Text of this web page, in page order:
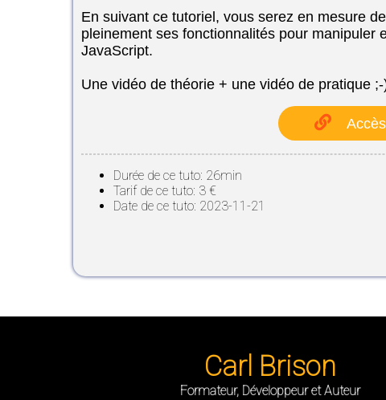
En suivant ce tutoriel, vous serez en mesure
pleinement ses fonctionnalités pour manipuler
JavaScript.
Une vidéo de théorie + une vidéo de pratique ;-
Durée de ce tuto: 26min
Tarif de ce tuto: 3 €
Date de ce tuto: 2023-11-21
Carl Brison
Formateur, Développeur et Auteur